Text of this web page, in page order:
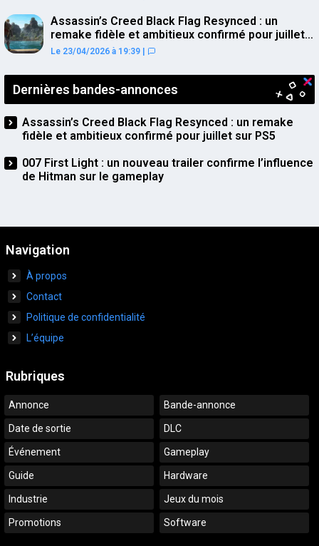
Assassin’s Creed Black Flag Resynced : un
remake fidèle et ambitieux confirmé pour juillet
sur PS5
Le 23/04/2026 à 19:39 |
Dernières bandes-annonces
Assassin’s Creed Black Flag Resynced : un remake
fidèle et ambitieux confirmé pour juillet sur PS5
007 First Light : un nouveau trailer confirme l’influence
de Hitman sur le gameplay
Navigation
À propos
Contact
Politique de confidentialité
L’équipe
Rubriques
Annonce Bande-annonce
Date de sortie DLC
Événement Gameplay
Guide Hardware
Industrie Jeux du mois
Promotions Software